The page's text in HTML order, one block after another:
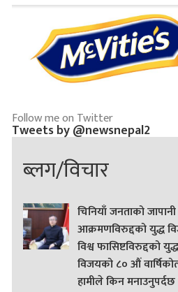
Follow me on Twitter
Tweets by @newsnepal2
ब्लग/विचार
चिनियाँ जनताको जापानी
आक्रमणविरुद्दको युद्ध
विश्व फासिष्टविरुद्दको युद्ध
विजयको ८० औं
हामीले किन